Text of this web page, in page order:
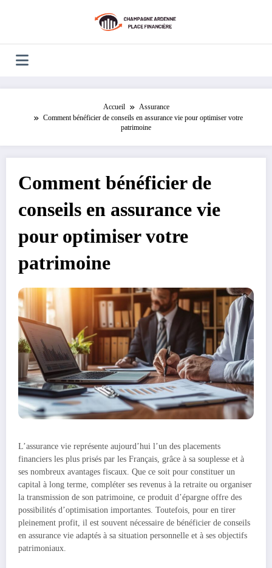
Accueil
Assurance
Comment bénéficier de conseils en assurance vie pour optimiser votre
patrimoine
Comment bénéficier de
conseils en assurance vie
pour optimiser votre
patrimoine
L’assurance vie représente aujourd’hui l’un des placements
financiers les plus prisés par les Français, grâce à sa souplesse et à
ses nombreux avantages fiscaux. Que ce soit pour constituer un
capital à long terme, compléter ses revenus à la retraite ou organiser
la transmission de son patrimoine, ce produit d’épargne offre des
possibilités d’optimisation importantes. Toutefois, pour en tirer
pleinement profit, il est souvent nécessaire de bénéficier de conseils
en assurance vie adaptés à sa situation personnelle et à ses objectifs
patrimoniaux.